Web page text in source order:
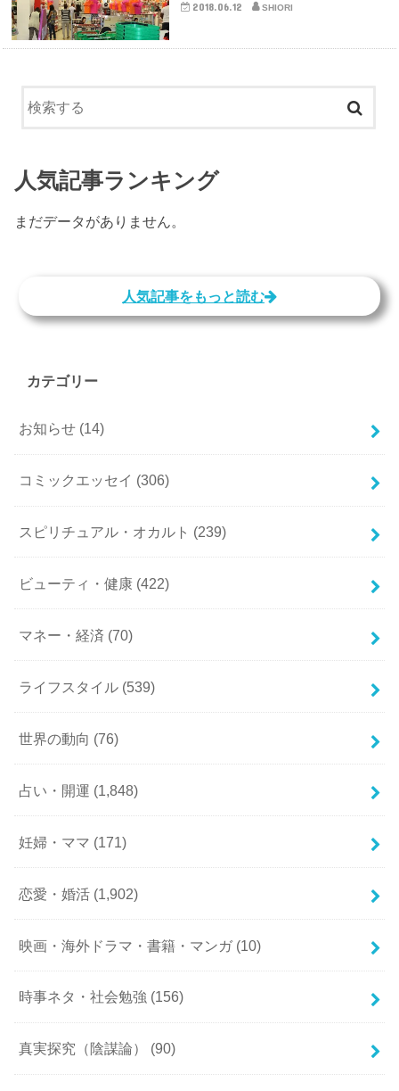
2018.06.12 SHIORI
人気記事ランキング
まだデータがありません。
人気記事をもっと読む
カテゴリー
お知らせ (14)
コミックエッセイ (306)
スピリチュアル・オカルト (239)
ビューティ・健康 (422)
マネー・経済 (70)
ライフスタイル (539)
世界の動向 (76)
占い・開運 (1,848)
妊婦・ママ (171)
恋愛・婚活 (1,902)
映画・海外ドラマ・書籍・マンガ (10)
時事ネタ・社会勉強 (156)
真実探究（陰謀論） (90)